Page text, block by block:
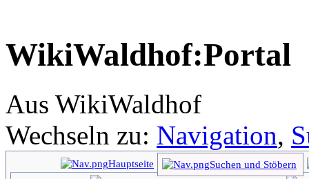
WikiWaldhof:Portal
Aus WikiWaldhof
Wechseln zu: Navigation,
Hauptseite Suchen und Stöbern